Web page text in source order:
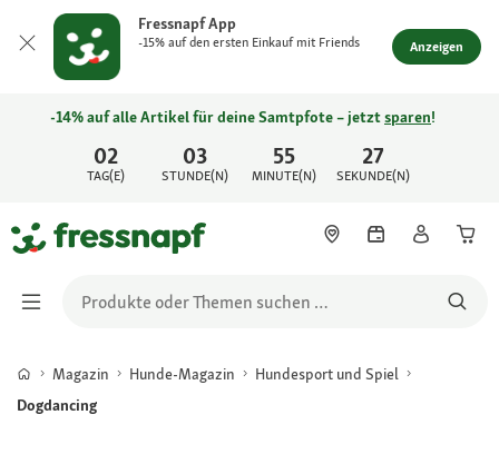
Fressnapf App
-15% auf den ersten Einkauf mit Friends Anzeigen
02
TAG(E)
03
STUNDE(N)
55
MINUTE(N)
27
SEKUNDE(N)
-14% auf alle Artikel für deine Samtpfote – jetztsparen!
Magazin Hunde-Magazin
Hundesport und Spiel
Dogdancing